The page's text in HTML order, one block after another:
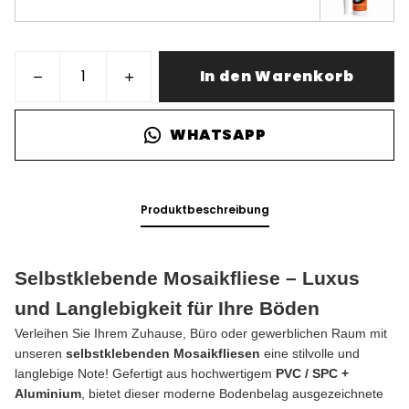
In den Warenkorb
WHATSAPP
Produktbeschreibung
Selbstklebende Mosaikfliese – Luxus
und Langlebigkeit für Ihre Böden
Verleihen Sie Ihrem Zuhause, Büro oder gewerblichen Raum mit
unseren selbstklebenden Mosaikfliesen eine stilvolle und
langlebige Note! Gefertigt aus hochwertigem PVC / SPC +
Aluminium , bietet dieser moderne Bodenbelag ausgezeichnete